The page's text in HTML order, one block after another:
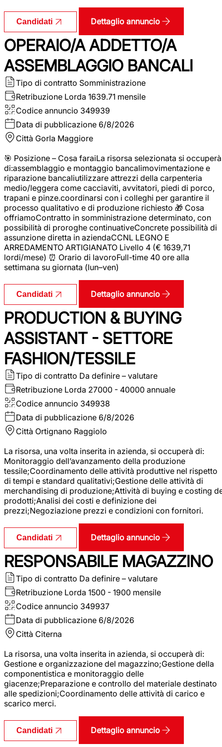
Candidati Dettaglio annuncio
OPERAIO/A ADDETTO/A
ASSEMBLAGGIO BANCALI
Tipo di contratto Somministrazione
Retribuzione Lorda 1639.71 mensile
Codice annuncio 349939
Data di pubblicazione 6/8/2026
Città Gorla Maggiore
🎯 Posizione – Cosa faraiLa risorsa selezionata si occuperà
di:assemblaggio e montaggio bancalimovimentazione e
riparazione bancaliutilizzare attrezzi della carpenteria
medio/leggera come cacciaviti, avvitatori, piedi di porco,
trapani e pinze.coordinarsi con i colleghi per garantire il
processo qualitativo e di produzione richiesto 🎁 Cosa
offriamoContratto in somministrazione determinato, con
possibilità di proroghe continuativeConcrete possibilità di
assunzione diretta in aziendaCCNL LEGNO E
ARREDAMENTO ARTIGIANATO Livello 4 (€ 1639,71
lordi/mese) ⏰ Orario di lavoroFull-time 40 ore alla
settimana su giornata (lun–ven)
Candidati Dettaglio annuncio
PRODUCTION & BUYING
ASSISTANT - SETTORE
FASHION/TESSILE
Tipo di contratto Da definire – valutare
Retribuzione Lorda 27000 - 40000 annuale
Codice annuncio 349938
Data di pubblicazione 6/8/2026
Città Ortignano Raggiolo
La risorsa, una volta inserita in azienda, si occuperà di:
Monitoraggio dell’avanzamento della produzione
tessile;Coordinamento delle attività produttive nel rispetto
di tempi e standard qualitativi;Gestione delle attività di
merchandising di produzione;Attività di buying e costing
prodotti;Analisi dei costi e definizione dei
prezzi;Negoziazione prezzi e condizioni con fornitori.
Candidati Dettaglio annuncio
RESPONSABILE MAGAZZINO
Tipo di contratto Da definire – valutare
Retribuzione Lorda 1500 - 1900 mensile
Codice annuncio 349937
Data di pubblicazione 6/8/2026
Città Citerna
La risorsa, una volta inserita in azienda, si occuperà di:
Gestione e organizzazione del magazzino;Gestione della
componentistica e monitoraggio delle
giacenze;Preparazione e controllo del materiale destinato
alle spedizioni;Coordinamento delle attività di carico e
scarico merci.
Candidati Dettaglio annuncio